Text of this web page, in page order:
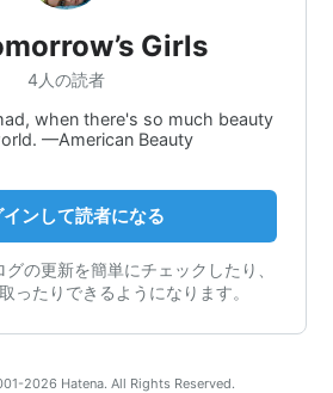
Girls
4人の読者
when there's so much beauty
━American Beauty
インして読者になる
の更新を簡単にチェックしたり、
ったりできるようになります。
2026 Hatena. All Rights Reserved.